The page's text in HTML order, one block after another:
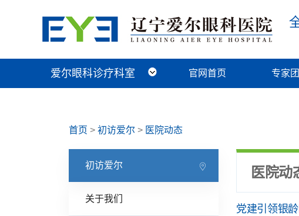
爱尔眼科诊疗科室
近视手术科
视光及小儿眼病科
白内障科
青光眼科
角膜眼表科
整形眼眶科
眼底病科
中医眼科 官网首页 专家
首页 > 初访爱尔 > 医院动态
初访爱尔
关于我们
医院动
党建引领银